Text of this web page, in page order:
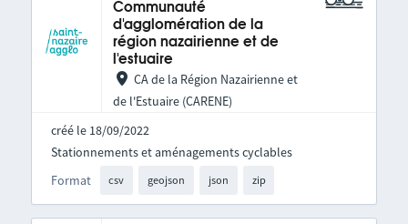
Communauté
d'agglomération de la
région nazairienne et de
l'estuaire
CA de la Région Nazairienne et
de l'Estuaire (CARENE)
créé le 18/09/2022
Format csv geojson json zip
Stationnements et aménagements cyclables